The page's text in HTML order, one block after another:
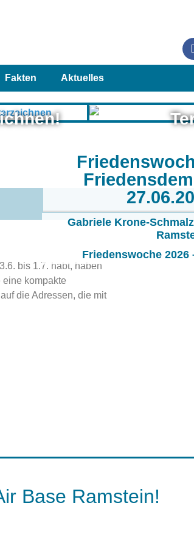
Fakten Aktuelles
Gabriele Krone-
Friedenswoche 2026
bis 1.7. habt, haben
eine kompakte
die Adressen, die mit
Base Ramstein!